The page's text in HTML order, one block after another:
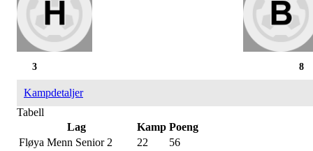
8
3
Kampdetaljer
Tabell
Lag
Kamp Poeng
Fløya Menn Senior 2
22
56